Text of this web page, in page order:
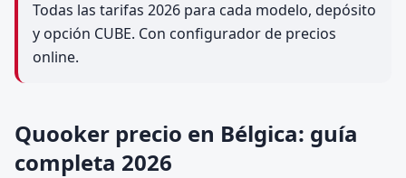
Todas las tarifas 2026 para cada modelo, depósito
y opción CUBE. Con configurador de precios
online.
Quooker precio en Bélgica: guía
completa 2026